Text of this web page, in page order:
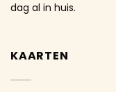
dag al in huis.
KAARTEN